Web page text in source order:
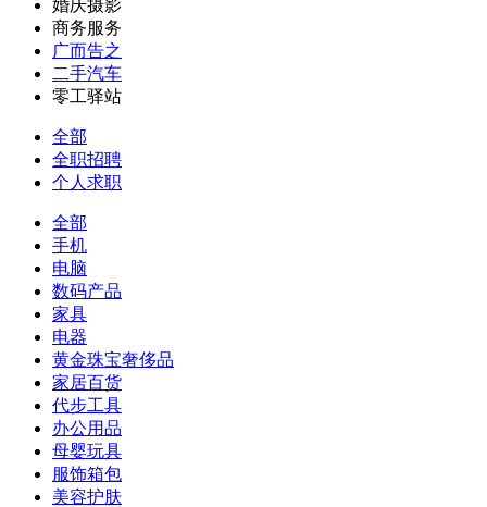
婚庆摄影
商务服务
广而告之
二手汽车
零工驿站
全部
全职招聘
个人求职
全部
手机
电脑
数码产品
家具
电器
黄金珠宝奢侈品
家居百货
代步工具
办公用品
母婴玩具
服饰箱包
美容护肤